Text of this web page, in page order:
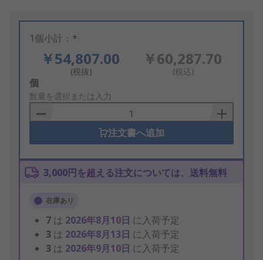
1個小計：*
￥54,807.00
(税抜)
￥60,287.70
(税込)
Add
to
Basket
個
数量を選択または入力
注文書へ追加
3,000円を超える注文については、送料無料
在庫あり
7 は 2026年8月10日 に入荷予定
3 は 2026年8月13日 に入荷予定
3 は 2026年9月10日 に入荷予定